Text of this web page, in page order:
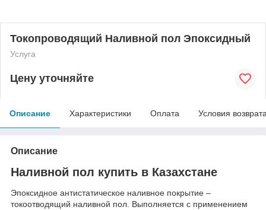
Токопроводящий Наливной пол Эпоксидный
Услуга
Цену уточняйте
Описание Характеристики Оплата Условия
Описание
Наливной пол купить в Казахстане
Эпоксидное антистатическое наливное покрытие –
токоотводящий наливной пол. Выполняется с применением